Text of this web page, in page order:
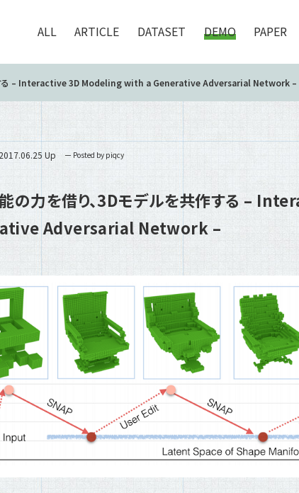
ALL ARTICLE DATASET DEMO PAPER
する – Interactive 3D Modeling with a Generative Adversarial Network –
2017.06.25 Up Posted by piqcy
の力を借り、3Dモデルを共作する –
Adversarial Network –